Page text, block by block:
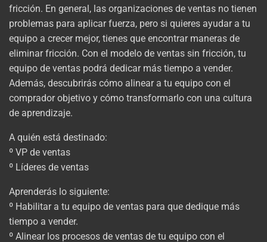
fricción. En general, las organizaciones de ventas no tienen
problemas para aplicar fuerza, pero si quieres ayudar a tu
equipo a crecer mejor, tienes que encontrar maneras de
eliminar fricción. Con el modelo de ventas sin fricción, tu
equipo de ventas podrá dedicar más tiempo a vender.
Además, descubrirás cómo alinear a tu equipo con el
comprador objetivo y cómo transformarlo con una cultura
de aprendizaje.
A quién está destinado:
º VP de ventas
º Líderes de ventas
Aprenderás lo siguiente:
º Habilitar a tu equipo de ventas para que dedique más
tiempo a vender.
º Alinear los procesos de ventas de tu equipo con el